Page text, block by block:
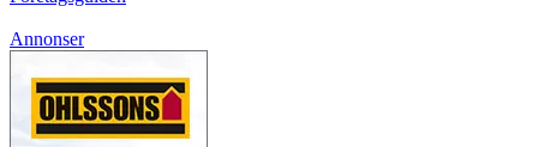
Annonser